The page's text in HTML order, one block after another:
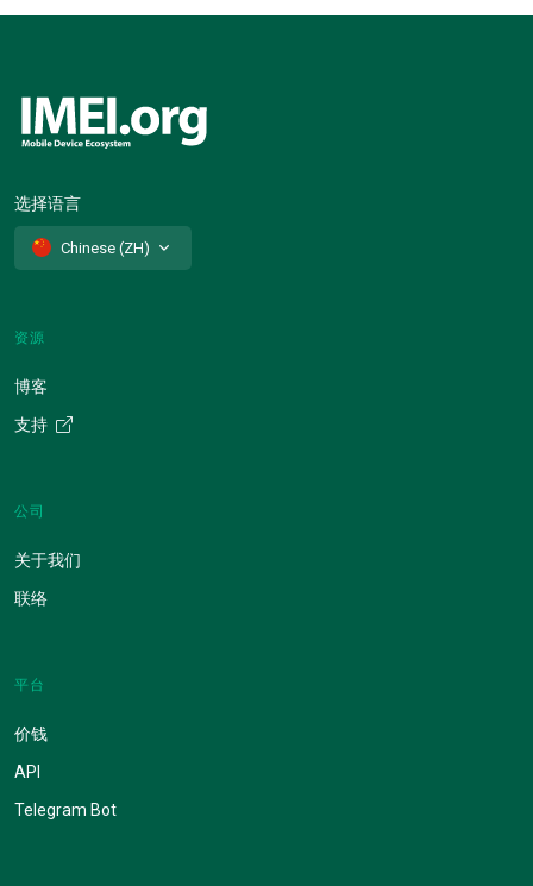
选择语言
Chinese (ZH)
资源
博客
支持
公司
关于我们
联络
平台
价钱
API
Telegram Bot